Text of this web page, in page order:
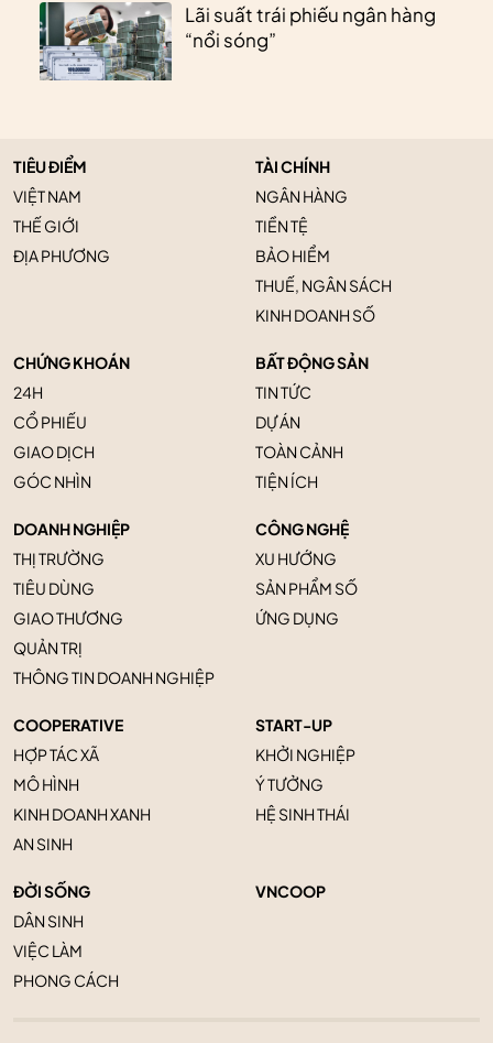
Lãi suất trái phiếu ngân hàng
“nổi sóng”
TIÊU ĐIỂM
VIỆT NAM
THẾ GIỚI
ĐỊA PHƯƠNG
TÀI CHÍNH
NGÂN HÀNG
TIỀN TỆ
BẢO HIỂM
THUẾ, NGÂN SÁCH
KINH DOANH SỐ
CHỨNG KHOÁN
24H
CỔ PHIẾU
GIAO DỊCH
GÓC NHÌN
BẤT ĐỘNG SẢN
TIN TỨC
DỰ ÁN
TOÀN CẢNH
TIỆN ÍCH
DOANH NGHIỆP
THỊ TRƯỜNG
TIÊU DÙNG
GIAO THƯƠNG
QUẢN TRỊ
THÔNG TIN DOANH NGHIỆP
CÔNG NGHỆ
XU HƯỚNG
SẢN PHẨM SỐ
ỨNG DỤNG
COOPERATIVE
HỢP TÁC XÃ
MÔ HÌNH
KINH DOANH XANH
AN SINH
START-UP
KHỞI NGHIỆP
Ý TƯỞNG
HỆ SINH THÁI
ĐỜI SỐNG
DÂN SINH
VIỆC LÀM
PHONG CÁCH
VNCOOP